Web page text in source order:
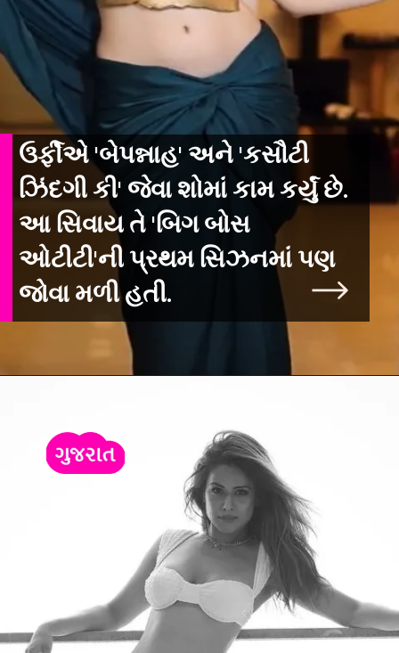
ઉર્ફીએ 'બેપન્નાહ' અને 'કસૌટી
ઝિંદગી કી' જેવા શોમાં કામ કર્યું છે.
આ સિવાય તે 'બિગ બોસ
ઓટીટી'ની પ્રથમ સિઝનમાં પણ